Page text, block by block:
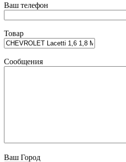
Ваш телефон
Товар
Сообщения
Ваш Город